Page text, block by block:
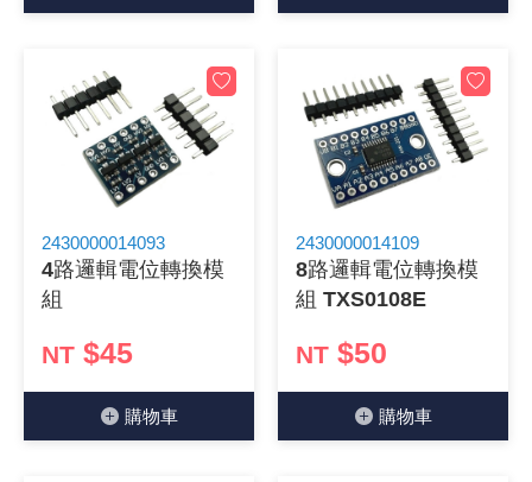
2430000014093
4路邏輯電位轉換模
組
NT $45
購物⾞
2430000014109
8路邏輯電位轉換模
組 TXS0108E
NT $50
購物⾞